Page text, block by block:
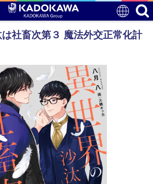
社畜次第３ 魔法外交正常化計